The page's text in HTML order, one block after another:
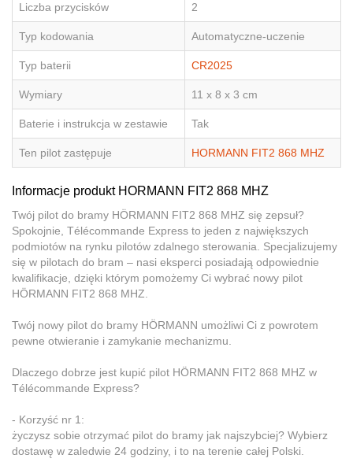
Liczba przycisków 2
Typ kodowania Automatyczne-uczenie
Typ baterii CR2025
Wymiary 11 x 8 x 3 cm
Baterie i instrukcja w zestawie Tak
Ten pilot zastępuje HORMANN FIT2 868 MHZ
Informacje produkt HORMANN FIT2 868 MHZ
Twój pilot do bramy HÖRMANN FIT2 868 MHZ się zepsuł?
Spokojnie, Télécommande Express to jeden z największych
podmiotów na rynku pilotów zdalnego sterowania. Specjalizujemy
się w pilotach do bram – nasi eksperci posiadają odpowiednie
kwalifikacje, dzięki którym pomożemy Ci wybrać nowy pilot
HÖRMANN FIT2 868 MHZ.
Twój nowy pilot do bramy HÖRMANN umożliwi Ci z powrotem
pewne otwieranie i zamykanie mechanizmu.
Dlaczego dobrze jest kupić pilot HÖRMANN FIT2 868 MHZ w
Télécommande Express?
- Korzyść nr 1:
życzysz sobie otrzymać pilot do bramy jak najszybciej? Wybierz
dostawę w zaledwie 24 godziny, i to na terenie całej Polski.